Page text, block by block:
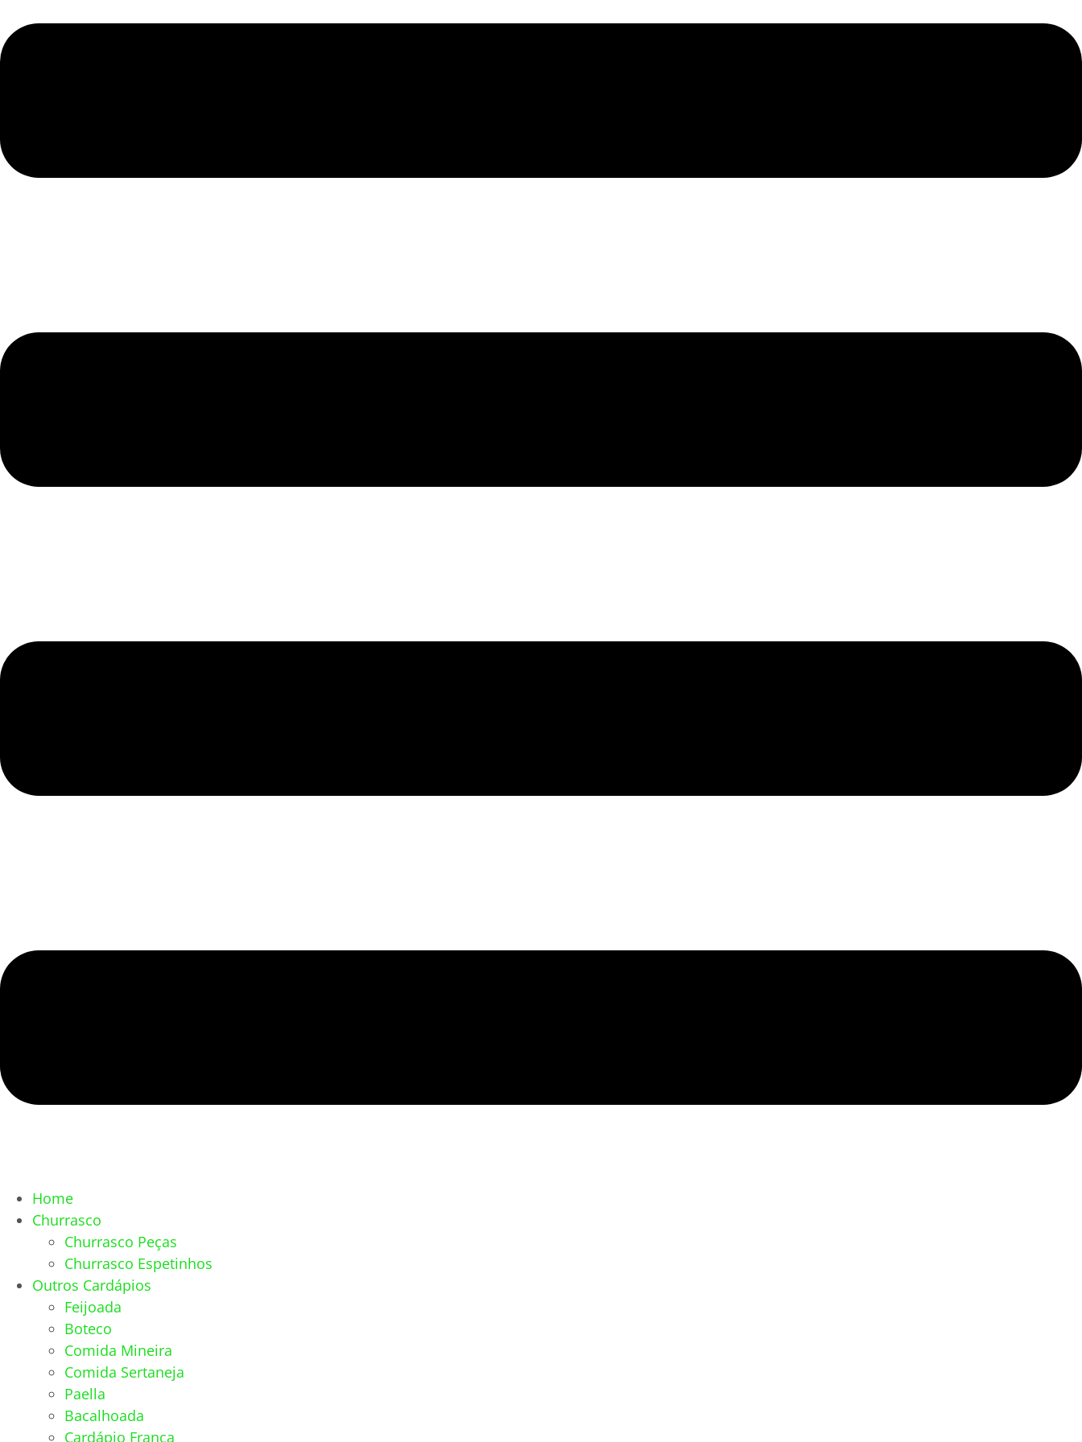
Home
Churrasco
Churrasco Peças
Churrasco Espetinhos
Outros Cardápios
Feijoada
Boteco
Comida Mineira
Comida Sertaneja
Paella
Bacalhoada
Cardápio França